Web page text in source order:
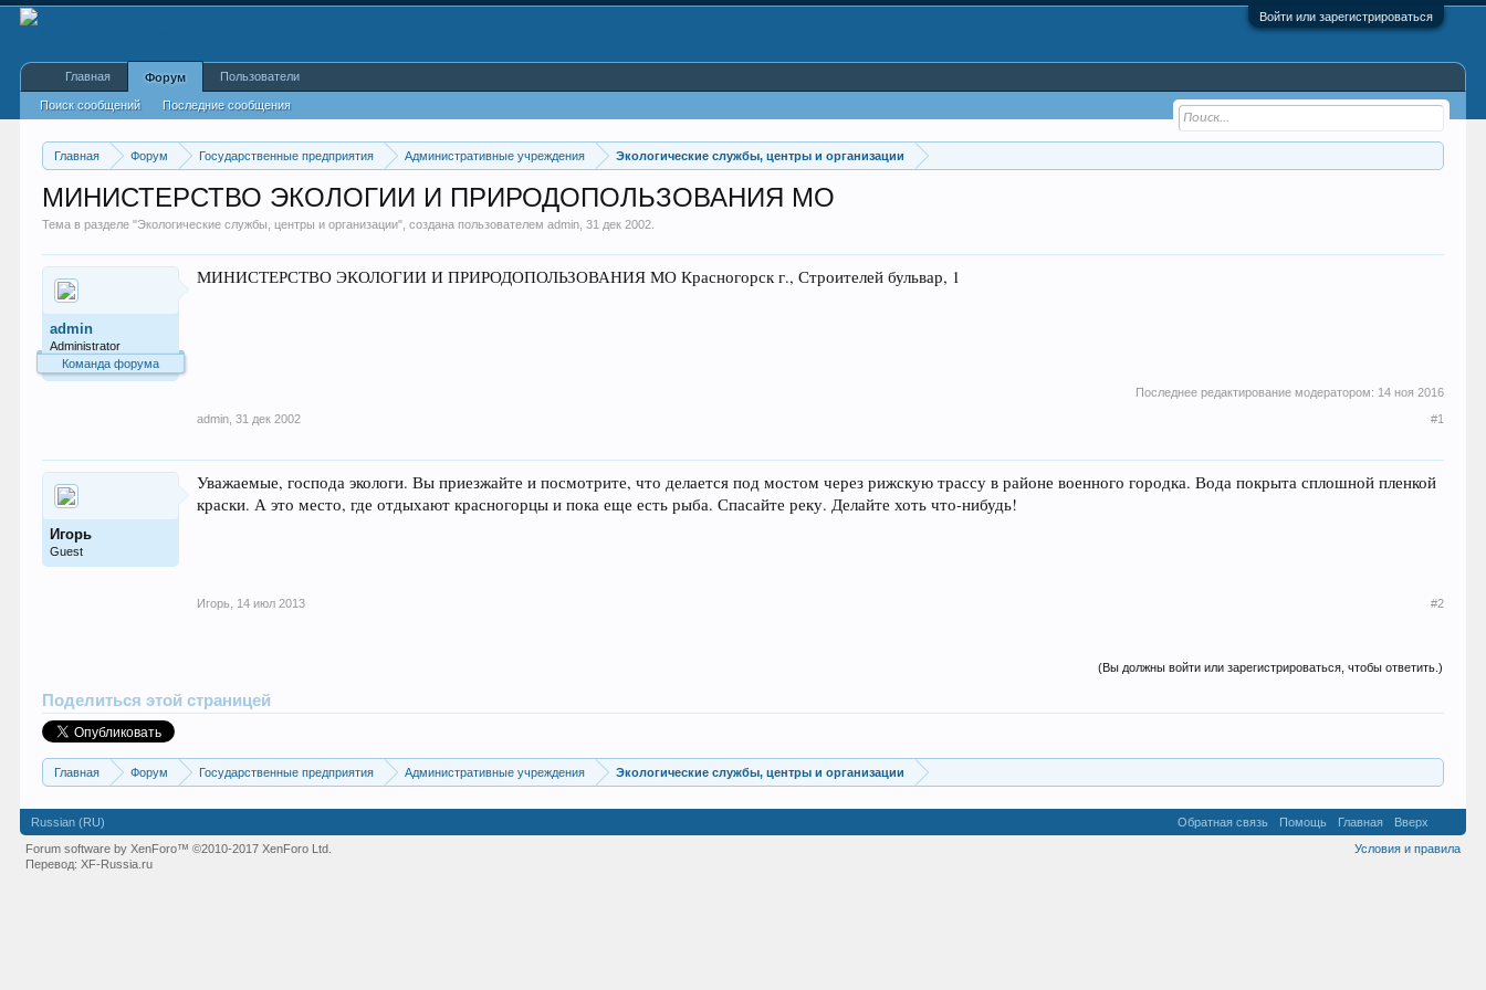
Войти или зарегистрироваться
Главная Форум Государственные предприятия Административные учреждения Экологические службы, центры и организации
МИНИСТЕРСТВО ЭКОЛОГИИ И ПРИРОДОПОЛЬЗОВАНИЯ МО
Тема в разделе "Экологические службы, центры и организации", создана пользователемadmin ,31 дек 2002
admin
Administrator
Команда форума
МИНИСТЕРСТВО ЭКОЛОГИИ И ПРИРОДОПОЛЬЗОВАНИЯ МО Красногорск г., Строителей бульвар, 1
Последнее редактирование модератором: 14 ноя 2016
admin 31 дек 2002 #1
Игорь
Guest
Уважаемые, господа экологи. Вы приезжайте и посмотрите, что делается под мостом через рижскую трассу в районе военного городка. Вода покрыта сплошной пленкой
краски. А это место, где отдыхают красногорцы и пока еще есть рыба. Спасайте реку. Делайте хоть что-нибудь!
Игорь 14 июл 2013 #2
(Вы должны войти или зарегистрироваться, чтобы ответить.)
Поделиться этой страницей
Главная Форум Государственные предприятия Административные учреждения Экологические службы, центры и организации
Главная Форум
Поиск сообщений Последние сообщения
Пользователи
Russian (RU) Обратная связь Помощь Главная
Вверх
Условия и правила
Forum software by XenForo™©2010-2017 XenForo Ltd.
Перевод:XF-Russia.ru